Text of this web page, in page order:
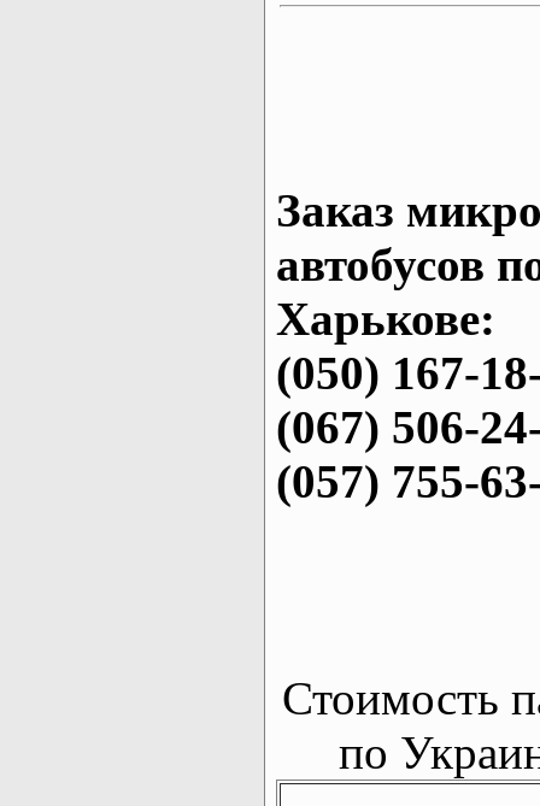
Заказ
автобусов
Харькове:
(050) 167-
(067) 506-
(057) 755-
Стоимость
по